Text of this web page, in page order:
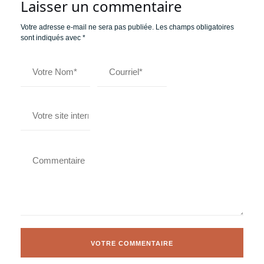
Laisser un commentaire
Votre adresse e-mail ne sera pas publiée. Les champs obligatoires
sont indiqués avec *